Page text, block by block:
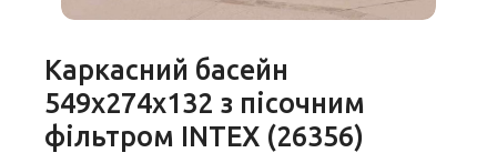
Каркасний басейн
549х274х132 з пісочним
фільтром INTEX (26356)